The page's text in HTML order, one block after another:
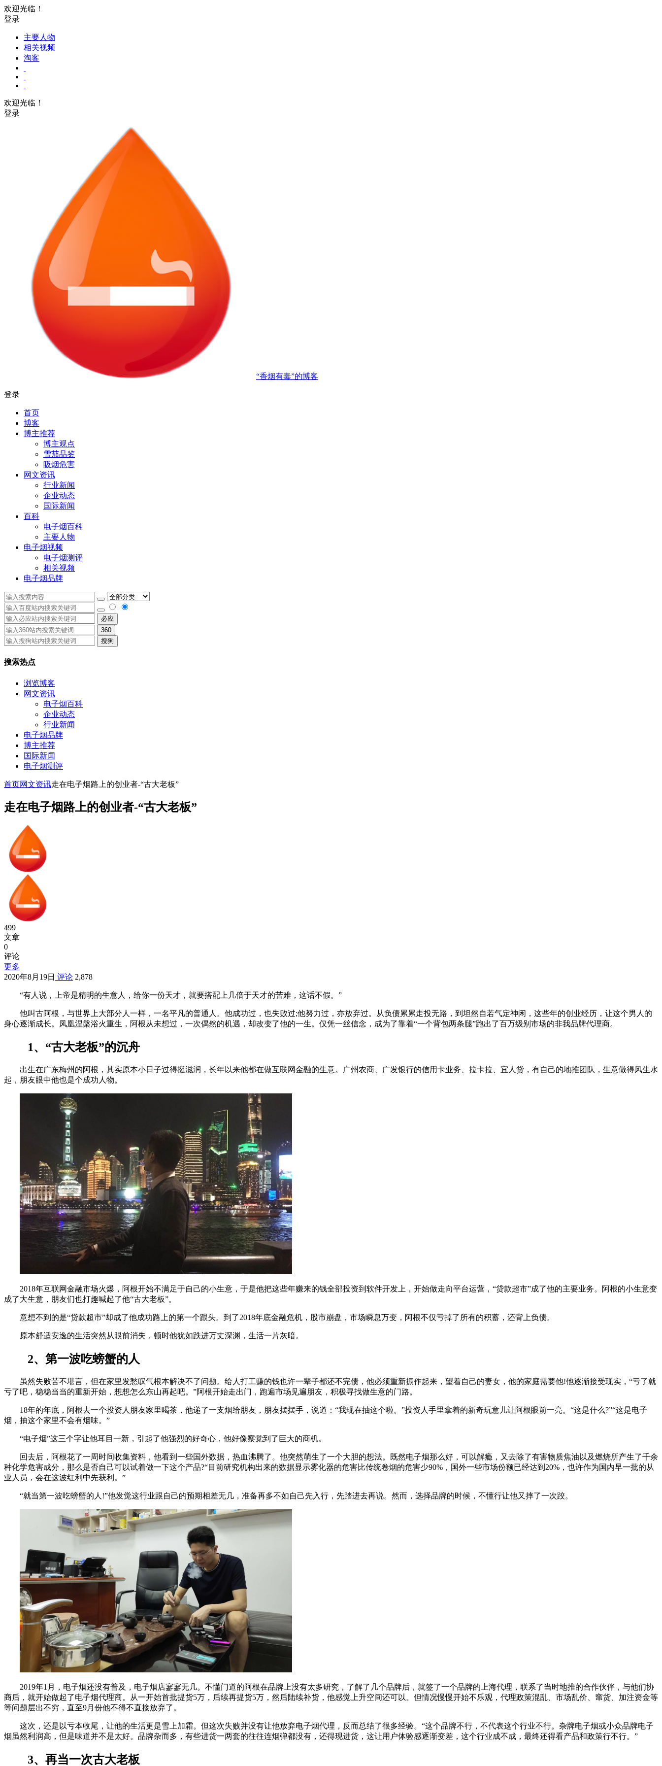
欢迎光临！
登录
主要人物
相关视频
淘客
欢迎光临！
登录
“香烟有毒”的博客
登录
首页
博客
博主推荐
博主观点
雪茄品鉴
吸烟危害
网文资讯
行业新闻
企业动态
国际新闻
百科
电子烟百科
主要人物
电子烟视频
电子烟测评
相关视频
电子烟品牌
必应
360
搜狗
搜索热点
浏览博客
网文资讯
电子烟百科
企业动态
行业新闻
电子烟品牌
博主推荐
国际新闻
电子烟测评
首页网文资讯走在电子烟路上的创业者-“古大老板”
走在电子烟路上的创业者-“古大老板”
499
文章
0
评论
更多
2020年8月19日 评论 2,878
“有人说，上帝是精明的生意人，给你一份天才，就要搭配上几倍于天才的苦难，这话不假。”
他叫古阿根，与世界上大部分人一样，一名平凡的普通人。他成功过，也失败过;他努力过，亦放弃过。从负债累累走投无路，到坦然自若气定神闲，这些年的创业经历，让这个男人的
身心逐渐成长。凤凰涅槃浴火重生，阿根从未想过，一次偶然的机遇，却改变了他的一生。仅凭一丝信念，成为了靠着“一个背包两条腿”跑出了百万级别市场的非我品牌代理商。
1、“古大老板”的沉舟
出生在广东梅州的阿根，其实原本小日子过得挺滋润，长年以来他都在做互联网金融的生意。广州农商、广发银行的信用卡业务、拉卡拉、宜人贷，有自己的地推团队，生意做得风生水
起，朋友眼中他也是个成功人物。
2018年互联网金融市场火爆，阿根开始不满足于自己的小生意，于是他把这些年赚来的钱全部投资到软件开发上，开始做走向平台运营，“贷款超市”成了他的主要业务。阿根的小生意变
成了大生意，朋友们也打趣喊起了他“古大老板”。
意想不到的是“贷款超市”却成了他成功路上的第一个跟头。到了2018年底金融危机，股市崩盘，市场瞬息万变，阿根不仅亏掉了所有的积蓄，还背上负债。
原本舒适安逸的生活突然从眼前消失，顿时他犹如跌进万丈深渊，生活一片灰暗。
2、第一波吃螃蟹的人
虽然失败苦不堪言，但在家里发愁叹气根本解决不了问题。给人打工赚的钱也许一辈子都还不完债，他必须重新振作起来，望着自己的妻女，他的家庭需要他!他逐渐接受现实，“亏了就
亏了吧，稳稳当当的重新开始，想想怎么东山再起吧。”阿根开始走出门，跑遍市场见遍朋友，积极寻找做生意的门路。
18年的年底，阿根去一个投资人朋友家里喝茶，他递了一支烟给朋友，朋友摆摆手，说道：“我现在抽这个啦。”投资人手里拿着的新奇玩意儿让阿根眼前一亮。“这是什么?”“这是电子
烟，抽这个家里不会有烟味。”
“电子烟”这三个字让他耳目一新，引起了他强烈的好奇心，他好像察觉到了巨大的商机。
回去后，阿根花了一周时间收集资料，他看到一些国外数据，热血沸腾了。他突然萌生了一个大胆的想法。既然电子烟那么好，可以解瘾，又去除了有害物质焦油以及燃烧所产生了千余
种化学危害成分，那么是否自己可以试着做一下这个产品?“目前研究机构出来的数据显示雾化器的危害比传统卷烟的危害少90%，国外一些市场份额已经达到20%，也许作为国内早一批的从
业人员，会在这波红利中先获利。”
“就当第一波吃螃蟹的人!”他发觉这行业跟自己的预期相差无几，准备再多不如自己先入行，先踏进去再说。然而，选择品牌的时候，不懂行让他又摔了一次跤。
2019年1月，电子烟还没有普及，电子烟店寥寥无几。不懂门道的阿根在品牌上没有太多研究，了解了几个品牌后，就签了一个品牌的上海代理，联系了当时地推的合作伙伴，与他们协
商后，就开始做起了电子烟代理商。从一开始首批提货5万，后续再提货5万，然后陆续补货，他感觉上升空间还可以。但情况慢慢开始不乐观，代理政策混乱、市场乱价、窜货、加注资金等
等问题层出不穷，直至9月份他不得不直接放弃了。
这次，还是以亏本收尾，让他的生活更是雪上加霜。但这次失败并没有让他放弃电子烟代理，反而总结了很多经验。“这个品牌不行，不代表这个行业不行。杂牌电子烟或小众品牌电子
烟虽然利润高，但是味道并不是太好。品牌杂而多，有些进货一两套的往往连烟弹都没有，还得现进货，这让用户体验感逐渐变差，这个行业成不成，最终还得看产品和政策行不行。”
3、再当一次古大老板